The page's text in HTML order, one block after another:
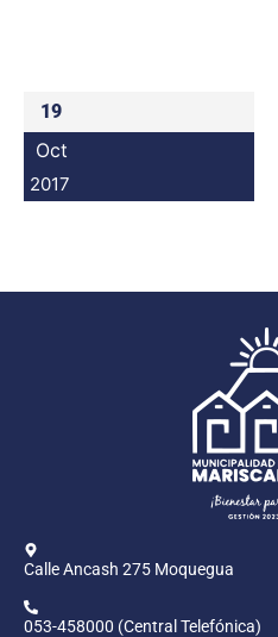
19
Oct
2017
Calle Ancash 275 Moquegua
053-458000 (Central Telefónica)